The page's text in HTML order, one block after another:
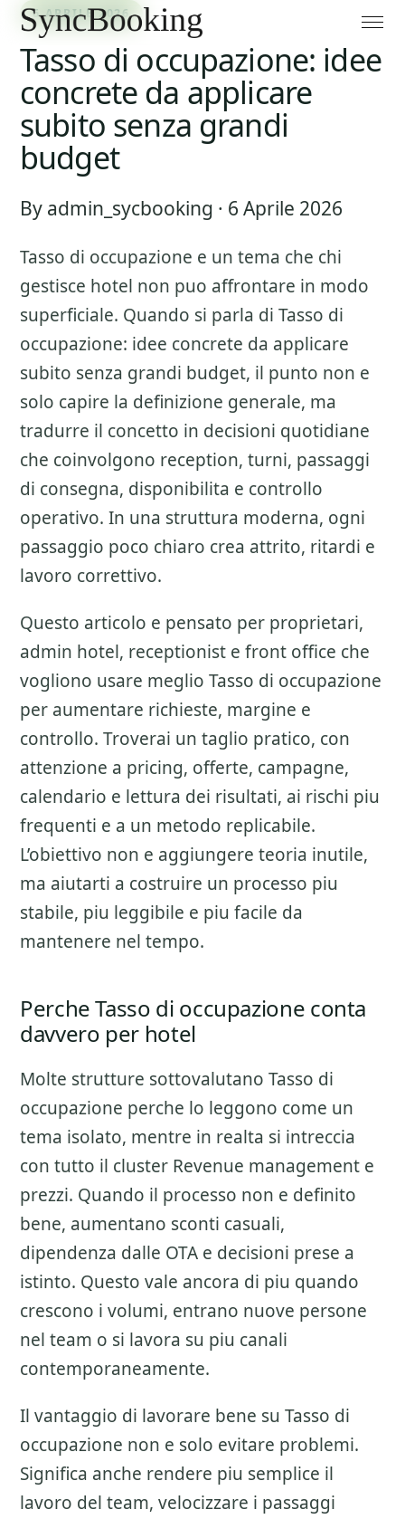
6 APRILE 2026
Tasso di occupazione: idee
concrete da applicare
subito senza grandi
budget
By admin_sycbooking · 6 Aprile 2026
Tasso di occupazione e un tema che chi
gestisce hotel non puo affrontare in modo
superficiale. Quando si parla di Tasso di
occupazione: idee concrete da applicare
subito senza grandi budget, il punto non e
solo capire la definizione generale, ma
tradurre il concetto in decisioni quotidiane
che coinvolgono reception, turni, passaggi
di consegna, disponibilita e controllo
operativo. In una struttura moderna, ogni
passaggio poco chiaro crea attrito, ritardi e
lavoro correttivo.
Questo articolo e pensato per proprietari,
admin hotel, receptionist e front office che
vogliono usare meglio Tasso di occupazione
per aumentare richieste, margine e
controllo. Troverai un taglio pratico, con
attenzione a pricing, offerte, campagne,
calendario e lettura dei risultati, ai rischi piu
frequenti e a un metodo replicabile.
L’obiettivo non e aggiungere teoria inutile,
ma aiutarti a costruire un processo piu
stabile, piu leggibile e piu facile da
mantenere nel tempo.
Perche Tasso di occupazione conta
davvero per hotel
Molte strutture sottovalutano Tasso di
occupazione perche lo leggono come un
tema isolato, mentre in realta si intreccia
con tutto il cluster Revenue management e
prezzi. Quando il processo non e definito
bene, aumentano sconti casuali,
dipendenza dalle OTA e decisioni prese a
istinto. Questo vale ancora di piu quando
crescono i volumi, entrano nuove persone
nel team o si lavora su piu canali
contemporaneamente.
Il vantaggio di lavorare bene su Tasso di
occupazione non e solo evitare problemi.
Significa anche rendere piu semplice il
lavoro del team, velocizzare i passaggi